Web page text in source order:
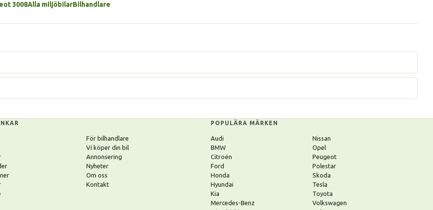
3008Alla miljöbilarBilhandlare
För bilhandlare
Vi köper din bil
Annonsering
Nyheter
Om oss
Kontakt
POPULÄRA MÄRKEN
Audi
BMW
Citroën
Ford
Honda
Hyundai
Kia
Mercedes-Benz
Nissan
Opel
Peugeot
Polestar
Skoda
Tesla
Toyota
Volkswagen